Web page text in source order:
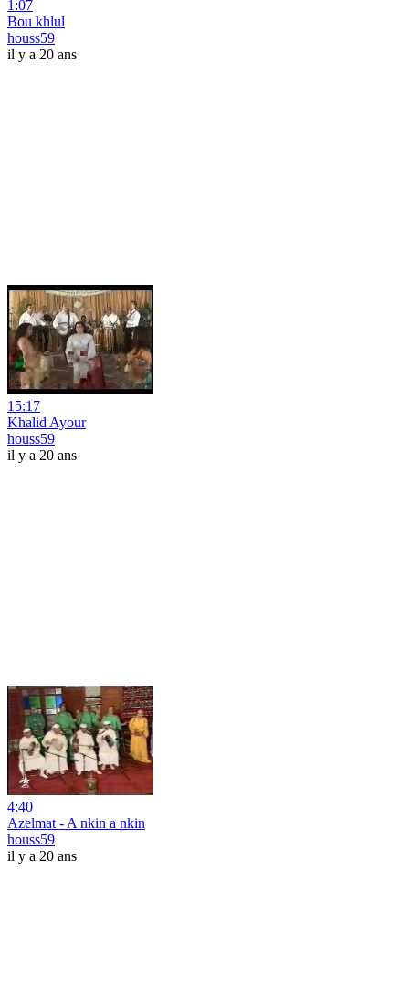
1:07
Bou khlul
houss59
il y a 20 ans
15:17
Khalid Ayour
houss59
il y a 20 ans
4:40
Azelmat - A nkin a nkin
houss59
il y a 20 ans